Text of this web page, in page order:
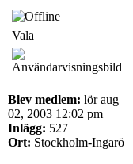
Vala
Blev medlem: lör aug
02, 2003 12:02 pm
Inlägg: 527
Ort: Stockholm-Ingarö